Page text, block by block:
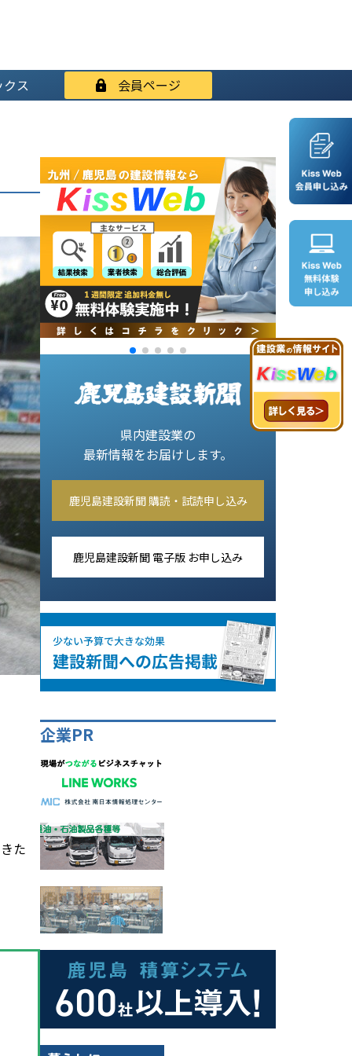
ス 会員ページ
た
県内建設業の
最新情報をお届けします。
鹿児島建設新聞 購読・試読申し込み
鹿児島建設新聞 電子版 お申し込み
企業PR